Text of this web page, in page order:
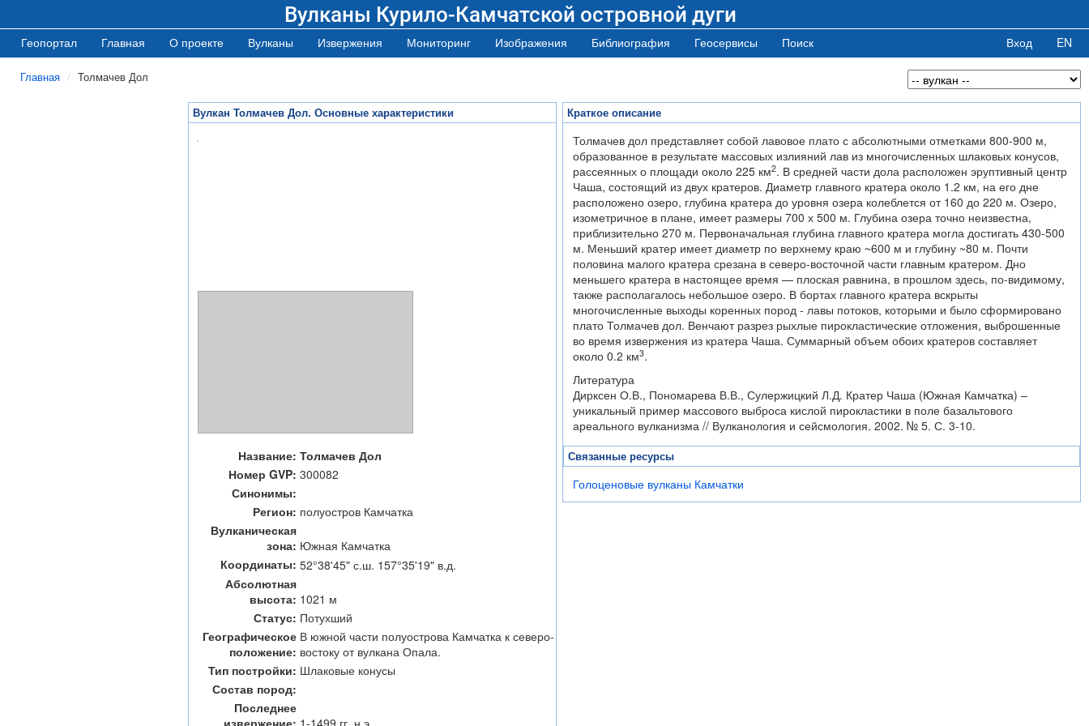
Вулканы Курило-Камчатской островной дуги
Геопортал Главная О проекте Вулканы Извержения Мониторинг Изображения Библиография Геосервисы Поиск Вход EN
Главная Толмачев Дол
Вулкан Толмачев Дол. Основные характеристики
Название: Толмачев Дол
Номер GVP: 300082
Синонимы:
Регион: полуостров Камчатка
Вулканическая
зона: Южная Камчатка
Координаты: 52°38'45" с.ш. 157°35'19" в.д.
Абсолютная
высота: 1021 м
Статус: Потухший
Географическое
положение:
В южной части полуострова Камчатка к северо-
востоку от вулкана Опала.
Тип постройки: Шлаковые конусы
Состав пород:
Последнее
извержение: 1-1499 гг. н.э.
Краткое описание
Толмачев дол представляет собой лавовое плато с абсолютными отметками 800-900 м,
образованное в результате массовых излияний лав из многочисленных шлаковых конусов,
рассеянных о площади около 225 км2. В средней части дола расположен эруптивный центр
Чаша, состоящий из двух кратеров. Диаметр главного кратера около 1.2 км, на его дне
расположено озеро, глубина кратера до уровня озера колеблется от 160 до 220 м. Озеро,
изометричное в плане, имеет размеры 700 х 500 м. Глубина озера точно неизвестна,
приблизительно 270 м. Первоначальная глубина главного кратера могла достигать 430-500
м. Меньший кратер имеет диаметр по верхнему краю ~600 м и глубину ~80 м. Почти
половина малого кратера срезана в северо-восточной части главным кратером. Дно
меньшего кратера в настоящее время — плоская равнина, в прошлом здесь, по-видимому,
также располагалось небольшое озеро. В бортах главного кратера вскрыты
многочисленные выходы коренных пород - лавы потоков, которыми и было сформировано
плато Толмачев дол. Венчают разрез рыхлые пирокластические отложения, выброшенные
во время извержения из кратера Чаша. Суммарный объем обоих кратеров составляет
около 0.2 км3.
Литература
Дирксен О.В., Пономарева В.В., Сулержицкий Л.Д. Кратер Чаша (Южная Камчатка) –
уникальный пример массового выброса кислой пирокластики в поле базальтового
ареального вулканизма // Вулканология и сейсмология. 2002. № 5. С. 3-10.
Связанные ресурсы
Голоценовые вулканы Камчатки